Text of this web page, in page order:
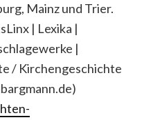
Mainz und Trier.
| Lexika |
|
/ Kirchengeschichte